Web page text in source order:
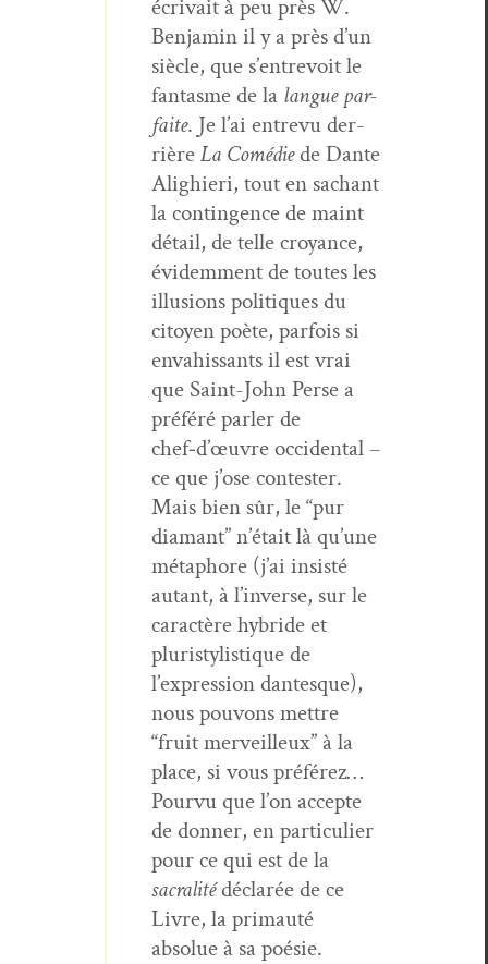
écrivait à peu près W.
Ben­jamin il y a près d’un
siè­cle, que s’entrevoit le
fan­tasme de la langue par­
faite. Je l’ai entre­vu der­
rièreLa Comédiede Dante
Alighieri, tout en sachant
la con­tin­gence de maint
détail, de telle croy­ance,
évidem­ment de toutes les
illu­sions poli­tiques du
citoyen poète, par­fois si
envahissants il est vrai
que Saint-John Perse a
préféré par­ler de
chef‑d’œuvre occi­den­tal –
ce que j’ose con­tester.
Mais bien sûr, le “pur
dia­mant” n’était là qu’une
métaphore (j’ai insisté
autant, à l’inverse, sur le
car­ac­tère hybride et
pluristyl­is­tique de
l’expression dan­tesque),
nous pou­vons met­tre
“fruit mer­veilleux” à la
place, si vous préférez…
Pourvu que l’on accepte
de don­ner, en par­ti­c­uli­er
pour ce qui est de la
sacral­itédéclarée de ce
Livre, la pri­mauté
absolue à sa poésie.